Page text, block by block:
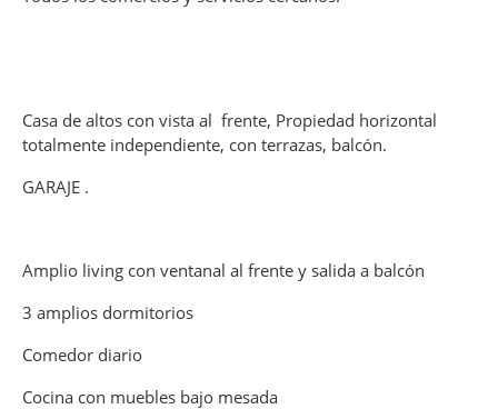
Casa de altos con vista al frente, Propiedad horizontal
totalmente independiente, con terrazas, balcón.
GARAJE .
Amplio living con ventanal al frente y salida a balcón
3 amplios dormitorios
Comedor diario
Cocina con muebles bajo mesada